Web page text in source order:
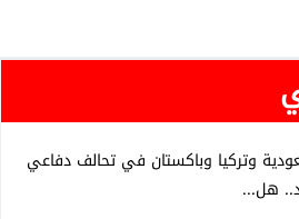
وتركيا وباكستان في تحالف دفاعي
هل...